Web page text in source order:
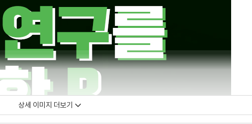
상세 이미지 더보기